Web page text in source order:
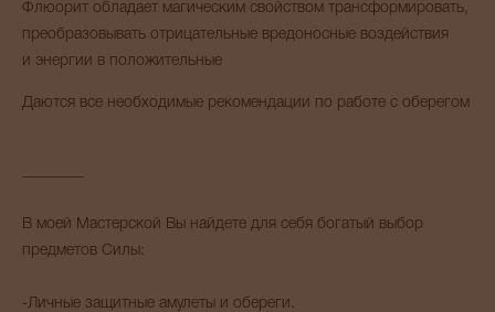
Флюорит обладает магическим свойством трансформировать,
преобразовывать отрицательные вредоносные воздействия
и энергии в положительные
Даются все необходимые рекомендации по работе с оберегом
В моей Мастерской Вы найдете для себя богатый выбор
предметов Силы:
-Личные защитные амулеты и обереги.